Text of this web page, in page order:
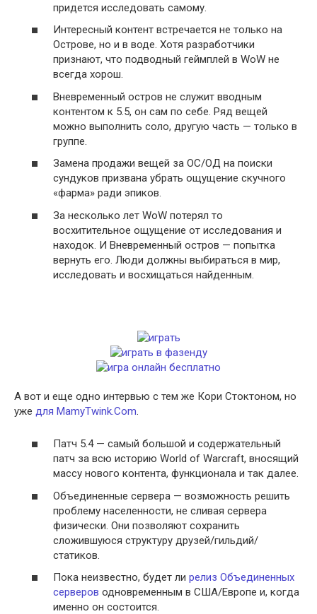
придется исследовать самому.
Интересный контент встречается не только на
Острове, но и в воде. Хотя разработчики
признают, что подводный геймплей в WoW не
всегда хорош.
Вневременный остров не служит вводным
контентом к 5.5, он сам по себе. Ряд вещей
можно выполнить соло, другую часть — только в
группе.
Замена продажи вещей за ОС/ОД на поиски
сундуков призвана убрать ощущение скучного
«фарма» ради эпиков.
За несколько лет WoW потерял то
восхитительное ощущение от исследования и
находок. И Вневременный остров — попытка
вернуть его. Люди должны выбираться в мир,
исследовать и восхищаться найденным.
А вот и еще одно интервью с тем же Кори Стоктоном, но
уже для MamyTwink.Com
Патч 5.4 — самый большой и содержательный
патч за всю историю World of Warcraft, вносящий
массу нового контента, функционала и так далее.
Объединенные сервера — возможность решить
проблему населенности, не сливая сервера
физически. Они позволяют сохранить
сложившуюся структуру друзей/гильдий/
статиков.
Пока неизвестно, будет ли релиз Объединенных
серверов одновременным в США/Европе и, когда
именно он состоится.